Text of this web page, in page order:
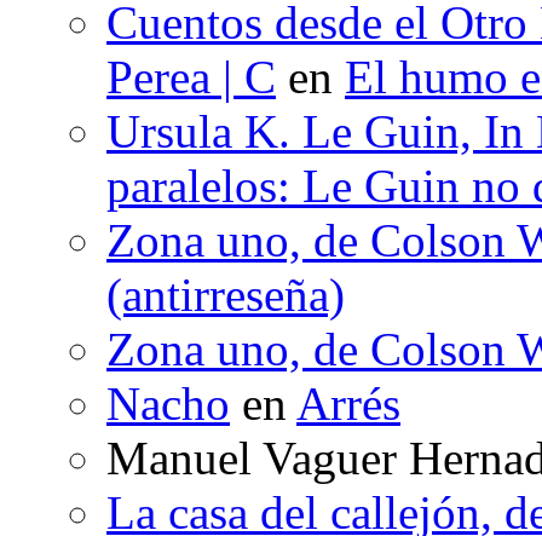
Cuentos desde el
Perea | C en El humo
Ursula K. Le Guin, In
paralelos: Le Guin no
Zona uno, de Colson
(antirreseña)
Zona uno, de Colson
Nacho en Arrés
Manuel Vaguer
La casa del callejón,